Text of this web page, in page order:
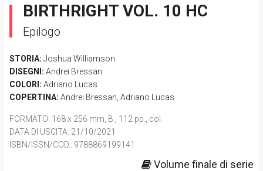
BIRTHRIGHT VOL. 10 HC
Epilogo
STORIA: Joshua Williamson
DISEGNI: Andrei Bressan
COLORI: Adriano Lucas
COPERTINA: Andrei Bressan Adriano Lucas
FORMATO: 168 x 256 mm, B., 112 pp., col.
DATA DI USCITA: 21/10/2021
ISBN/ISSN/COD.: 9788869199141
Volume finale di serie